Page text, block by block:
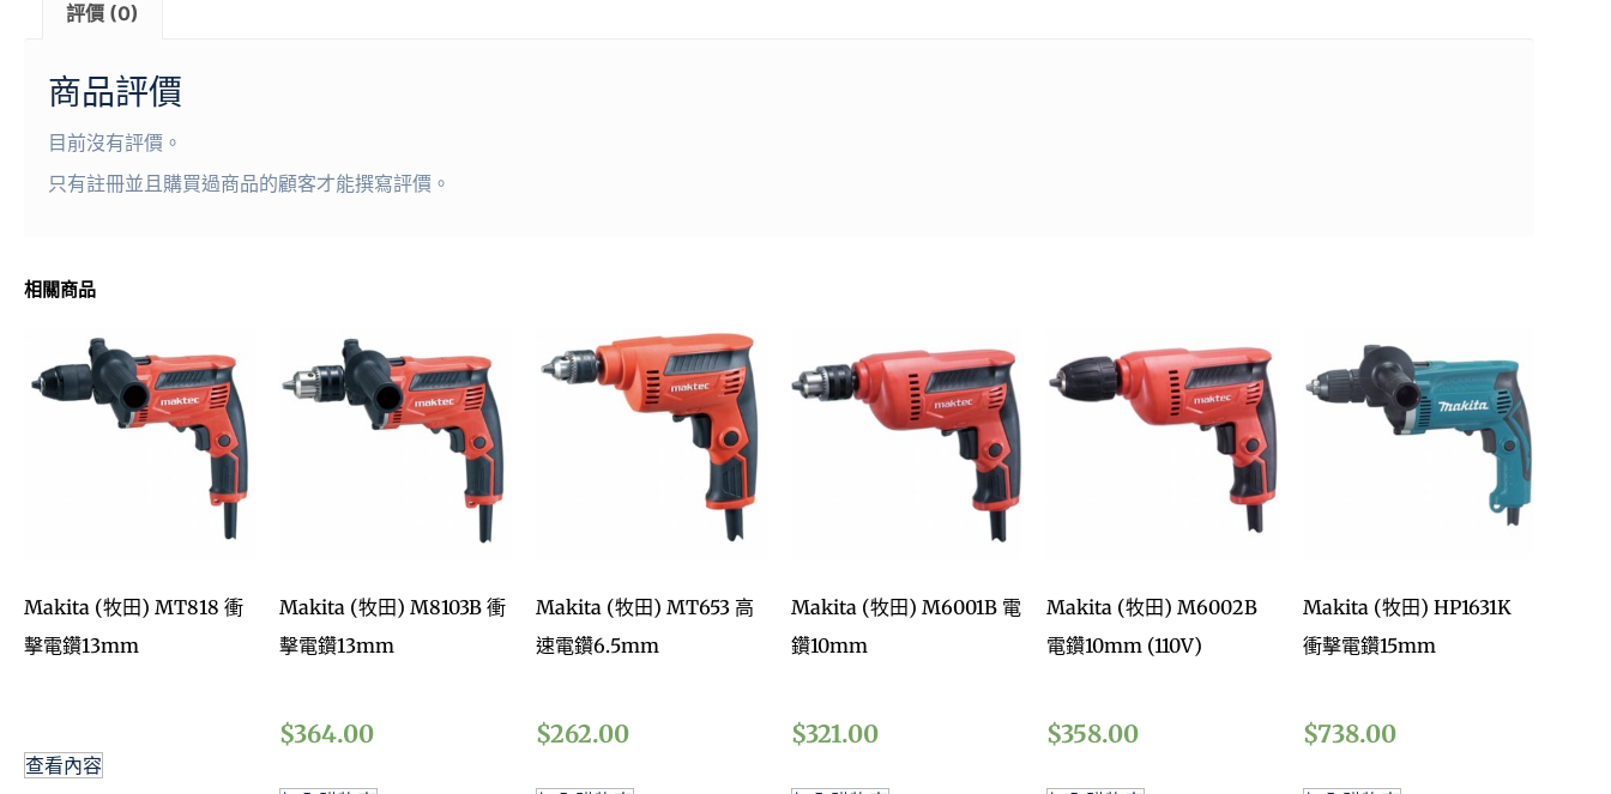
評價 (0)
商品評價
目前沒有評價。
只有註冊並且購買過商品的顧客才能撰寫評價。
相關商品
Makita (牧田) MT818 衝
擊電鑽13mm
查看內容
Makita (牧田) M8103B 衝
擊電鑽13mm
$364.00
Makita (牧田) MT653 高
速電鑽6.5mm
$262.00
Makita (牧田) M6001B 電
鑽10mm
$321.00
Makita (牧田) M6002B
電鑽10mm (110V)
$358.00
Makita (牧田) HP1631K
衝擊電鑽15mm
$738.00